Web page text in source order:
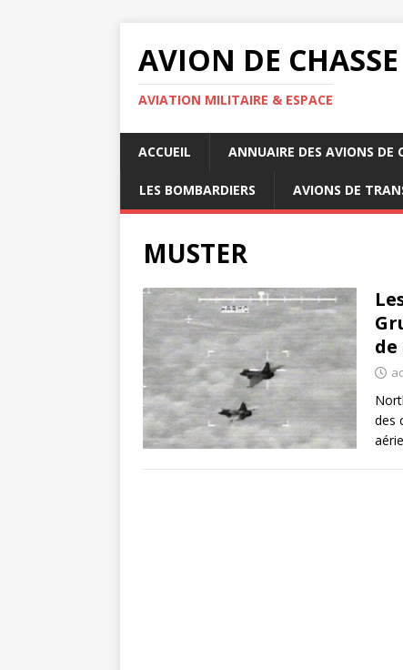
AVION DE CHASSE
AVIATION MILITAIRE & ESPACE
ACCUEIL ANNUAIRE DES AVIONS DE
LES BOMBARDIERS AVIONS DE
MUSTER
des